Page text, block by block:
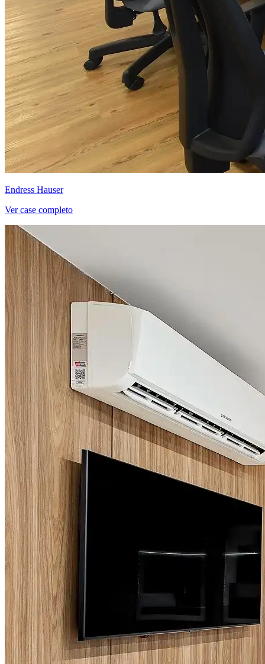
Endress Hauser
Ver case completo